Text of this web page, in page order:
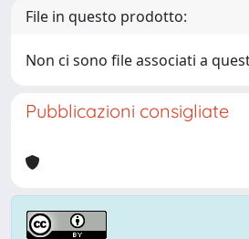
File in questo prodotto:
Non ci sono file associati a
Pubblicazioni consigliate